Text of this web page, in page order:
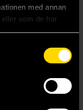
med annan
som de har
Mask Pin